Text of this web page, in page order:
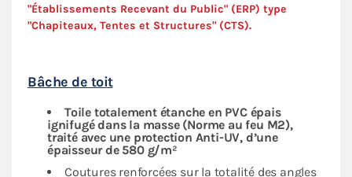
"Établissements Recevant du Public" (ERP) type
"Chapiteaux, Tentes et Structures" (CTS).
Bâche de toit
Toile totalement étanche en PVC épais
ignifugé dans la masse (Norme au feu M2),
traité avec une protection Anti-UV, d’une
épaisseur de 580 g/m²
Coutures renforcées sur la totalité des angles